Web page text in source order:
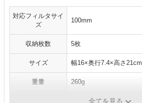
対応フィルタサイ
ズ
100mm
収納枚数 5枚
サイズ 幅16×奥行7.4×高さ21cm
重量 260g
全てを見る